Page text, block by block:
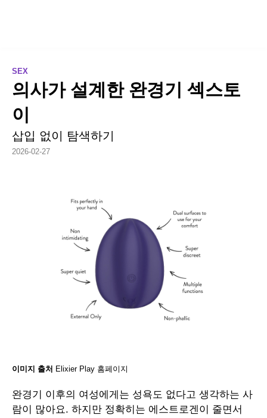
SEX
의사가 설계한 완경기 섹스토
이
삽입 없이 탐색하기
2026-02-27
이미지 출처 Elixier Play 홈페이지
완경기 이후의 여성에게는 성욕도 없다고 생각하는 사
람이 많아요. 하지만 정확히는 에스트로겐이 줄면서